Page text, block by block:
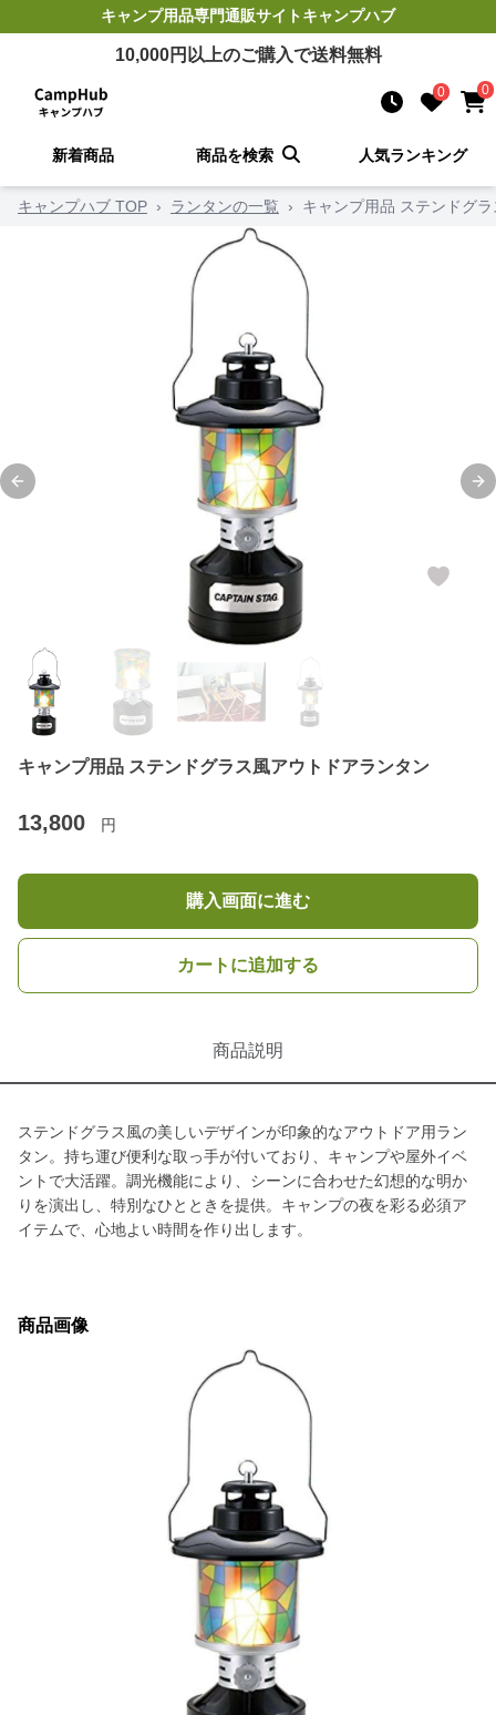
キャンプ用品専門通販サイトキャンプハブ
10,000円以上のご購入で送料無料
0 0
新着商品 商品を検索 人気ランキング
キャンプハブ TOP › ランタンの一覧 › キャンプ用品 ステンドグ
Previous slide
キャンプ用品 ステンドグラス風アウトドアランタン
13,800 円
購入画面に進む
カートに追加する
商品説明
ステンドグラス風の美しいデザインが印象的なアウトドア用ラン
タン。持ち運び便利な取っ手が付いており、キャンプや屋外イベ
ントで大活躍。調光機能により、シーンに合わせた幻想的な明か
りを演出し、特別なひとときを提供。キャンプの夜を彩る必須ア
イテムで、心地よい時間を作り出します。
商品画像